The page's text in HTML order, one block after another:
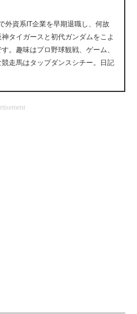
外資系IT企業を早期退職し、何故
タイガースと初代ガンダムをこよ
。趣味はプロ野球観戦、ゲーム、
走馬はタップダンスシチー。日記